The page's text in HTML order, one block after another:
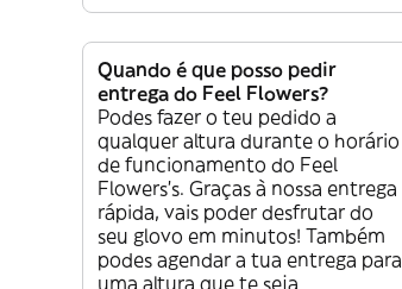
Quando é que posso pedir
entrega do Feel Flowers?
Podes fazer o teu pedido a
qualquer altura durante o horário
de funcionamento do Feel
Flowers’s. Graças à nossa entrega
rápida, vais poder desfrutar do
seu glovo em minutos! Também
podes agendar a tua entrega para
uma altura que te seja